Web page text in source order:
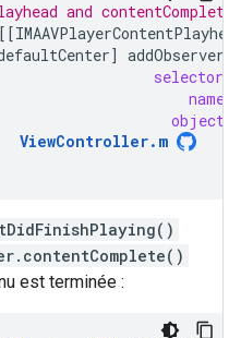
and
[[
] addObserver
selector
name
object
ViewController. m
est terminée :